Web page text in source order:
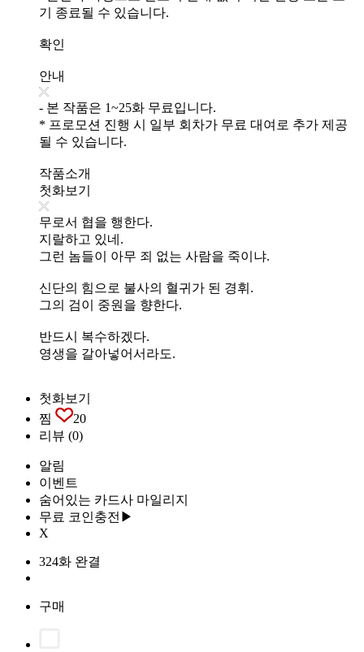
기 종료될 수 있습니다.
확인
안내
- 본 작품은 1~25화 무료입니다.
* 프로모션 진행 시 일부 회차가 무료 대여로 추가 제공
될 수 있습니다.
작품소개
첫화보기
무로서 협을 행한다.
지랄하고 있네.
그런 놈들이 아무 죄 없는 사람을 죽이냐.
신단의 힘으로 불사의 혈귀가 된 경휘.
그의 검이 중원을 향한다.
반드시 복수하겠다.
영생을 갈아넣어서라도.
첫화보기
찜
20
리뷰 (0)
알림
이벤트
숨어있는 카드사 마일리지
무료 코인충전▶
X
324화 완결
구매